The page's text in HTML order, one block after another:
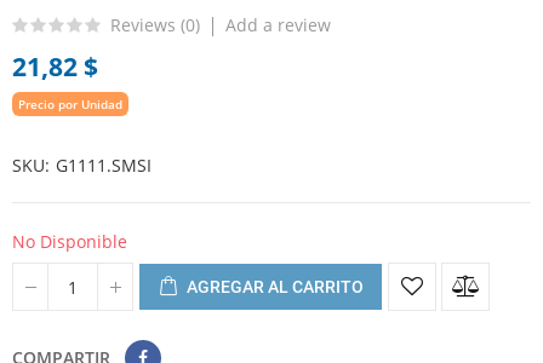
Reviews (0) Add a review
21,82 $
Precio por Unidad
SKU G1111.SMSI
No Disponible
AGREGAR AL CARRITO
COMPARTIR